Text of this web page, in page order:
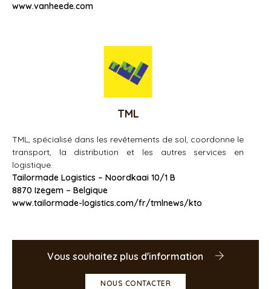
www.vanheede.com
TML
TML, spécialisé dans les revêtements de sol, coordonne le
transport, la distribution et les autres services en
logistique.
Tailormade Logistics – Noordkaai 10/1 B
8870 Izegem – Belgique
www.tailormade-logistics.com/fr/tmlnews/kto
Vous souhaitez plus d'information
NOUS CONTACTER